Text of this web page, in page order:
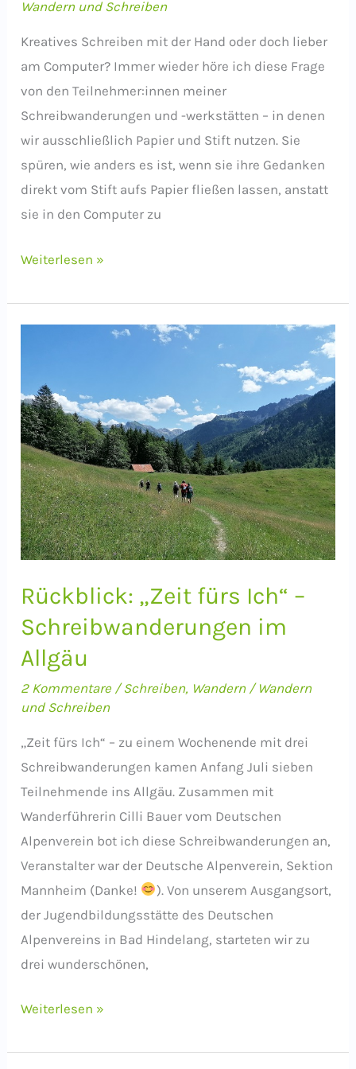
Wandern und Schreiben
Kreatives Schreiben mit der Hand oder doch lieber
am Computer? Immer wieder höre ich diese Frage
von den Teilnehmer:innen meiner
Schreibwanderungen und -werkstätten – in denen
wir ausschließlich Papier und Stift nutzen. Sie
spüren, wie anders es ist, wenn sie ihre Gedanken
direkt vom Stift aufs Papier fließen lassen, anstatt
sie in den Computer zu
Von
Hand
Schreiben
mit
der
Hand
lässt
Dich
kreativer
denken
klarer
fühlen
Weiterlesen »
Rückblick: „Zeit fürs Ich“ –
Schreibwanderungen im
Allgäu
2 Kommentare /Schreiben, Wandern/ Wandern
und Schreiben
„Zeit fürs Ich“ – zu einem Wochenende mit drei
Schreibwanderungen kamen Anfang Juli sieben
Teilnehmende ins Allgäu. Zusammen mit
Wanderführerin Cilli Bauer vom Deutschen
Alpenverein bot ich diese Schreibwanderungen an,
Veranstalter war der Deutsche Alpenverein, Sektion
Mannheim (Danke!
). Von unserem Ausgangsort,
der Jugendbildungsstätte des Deutschen
Alpenvereins in Bad Hindelang, starteten wir zu
drei wunderschönen,
Rückblick:
fürs
Weiterlesen »